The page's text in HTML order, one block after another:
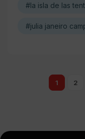
#la isla de las
#julia janeiro
1 2